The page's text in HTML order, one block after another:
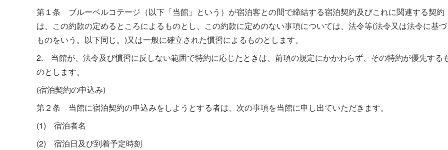
第１条 ブルーベルコテージ（以下「当館」という）が宿泊客との間で締結する宿泊契約及びこれに関連する契約
は、この約款の定めるところによるものとし、この約款に定めのない事項については、法令等(法令又は法令に基づ
ものをいう。以下同じ。)又は一般に確立された慣習によるものとします。
2. 当館が、法令及び慣習に反しない範囲で特約に応じたときは、前項の規定にかかわらず、その特約が優先する
のとします。
(宿泊契約の申込み)
第２条 当館に宿泊契約の申込みをしようとする者は、次の事項を当館に申し出ていただきます。
(1) 宿泊者名
(2) 宿泊日及び到着予定時刻